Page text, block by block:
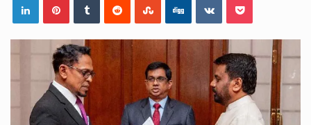
මේ, දන්නා හඳුනන ලියන්නකුගේ නන්නාඳුනන අඩවියක සැරිසරා ලද ආස්වාදනීය මොහොතක සිංහාවලෝකනයකි .කෙටි කවියක දිගු බර…